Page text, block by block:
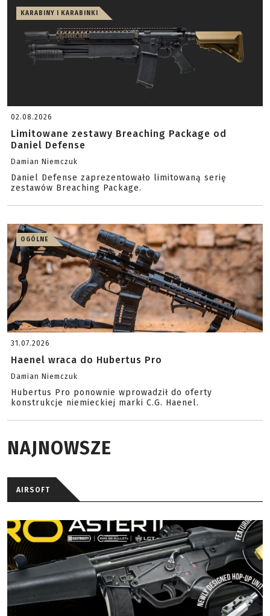
KARABINY I KARABINKI
02.08.2026
Limitowane zestawy Breaching Package od
Daniel Defense
Damian Niemczuk
Daniel Defense zaprezentowało limitowaną serię
zestawów Breaching Package.
OGÓLNE
31.07.2026
Haenel wraca do Hubertus Pro
Damian Niemczuk
Hubertus Pro ponownie wprowadził do oferty
konstrukcje niemieckiej marki C.G. Haenel.
NAJNOWSZE
AIRSOFT